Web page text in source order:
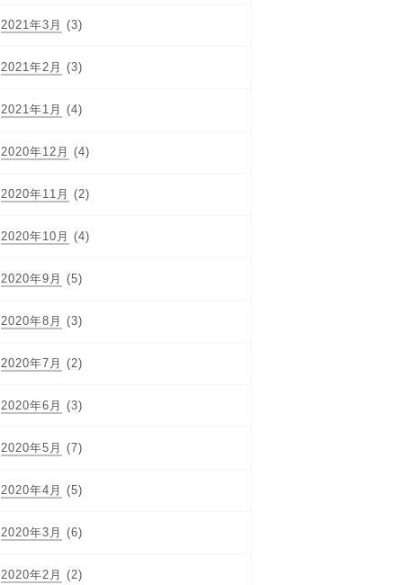
2021年3月 (3)
2021年2月 (3)
2021年1月 (4)
2020年12月 (4)
2020年11月 (2)
2020年10月 (4)
2020年9月 (5)
2020年8月 (3)
2020年7月 (2)
2020年6月 (3)
2020年5月 (7)
2020年4月 (5)
2020年3月 (6)
2020年2月 (2)